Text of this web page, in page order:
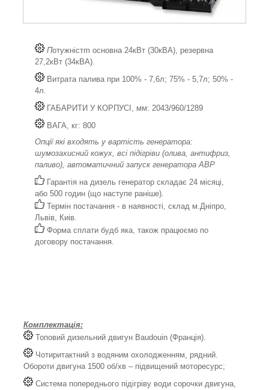
Потужністm основна 24кВт (30кВА), резервна
27,2кВт (34кВА).
Витрата палива при 100% - 7,6л; 75% - 5,7л; 50% -
4л.
ГАБАРИТИ У КОРПУСІ, мм: 2043/960/1289
ВАГА, кг: 800
Опції які входять у вартість генератора:
шумозахисний кожух, всі підігріви (олива, антифриз,
паливо), автоматичний запуск генератора АВР
Гарантія на дизель генератор складає 24 місяці,
або 500 годин (що наступе раніше).
Термін постачання - в наявності, склад м.Дніпро,
Львів, Киів.
Форма сплати будб яка, також працюємо по
договору постачання.
Комплектація:
Топовий дизельний двигун Baudouin (Франція).
Чотиритактний з водяним охолодженням, рядний.
Обороти двигуна 1500 об/хв – підвищений моторесурс;
Система попереднього підігріву води сорочки двигуна,